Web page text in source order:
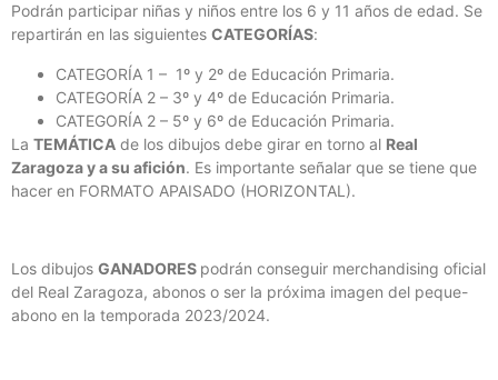
Podrán participar niñas y niños entre los 6 y 11 años de edad. Se
repartirán en las siguientes CATEGORÍAS:
CATEGORÍA 1 – 1º y 2º de Educación Primaria.
CATEGORÍA 2 – 3º y 4º de Educación Primaria.
CATEGORÍA 2 – 5º y 6º de Educación Primaria.
La TEMÁTICA de los dibujos debe girar en torno al Real
Zaragoza y a su afición. Es importante señalar que se tiene que
hacer en FORMATO APAISADO (HORIZONTAL).
Los dibujos GANADORES podrán conseguir merchandising oficial
del Real Zaragoza, abonos o ser la próxima imagen del peque-
abono en la temporada 2023/2024.